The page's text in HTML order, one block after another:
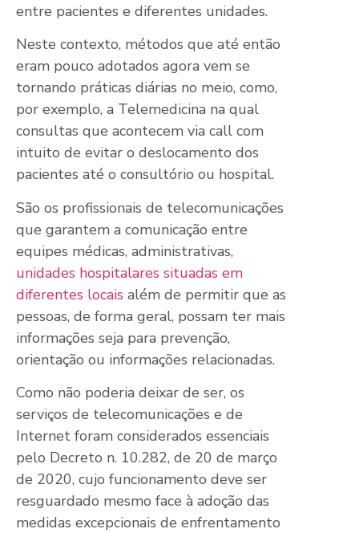
entre pacientes e diferentes unidades.
Neste contexto, métodos que até então
eram pouco adotados agora vem se
tornando práticas diárias no meio, como,
por exemplo, a Telemedicina na qual
consultas que acontecem via call com
intuito de evitar o deslocamento dos
pacientes até o consultório ou hospital.
São os profissionais de telecomunicações
que garantem a comunicação entre
equipes médicas, administrativas,
unidades hospitalares situadas em
diferentes locais além de permitir que as
pessoas, de forma geral, possam ter mais
informações seja para prevenção,
orientação ou informações relacionadas.
Como não poderia deixar de ser, os
serviços de telecomunicações e de
Internet foram considerados essenciais
pelo Decreto n. 10.282, de 20 de março
de 2020, cujo funcionamento deve ser
resguardado mesmo face à adoção das
medidas excepcionais de enfrentamento